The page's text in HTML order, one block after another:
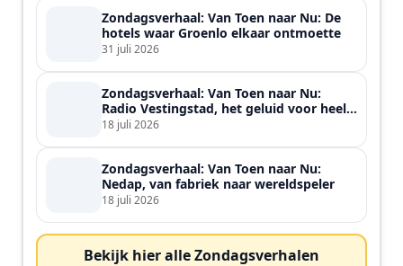
Zondagsverhaal: Van Toen naar Nu: De
hotels waar Groenlo elkaar ontmoette
31 juli 2026
Zondagsverhaal: Van Toen naar Nu:
Radio Vestingstad, het geluid voor heel
de streek
18 juli 2026
Zondagsverhaal: Van Toen naar Nu:
Nedap, van fabriek naar wereldspeler
18 juli 2026
Bekijk hier alle Zondagsverhalen